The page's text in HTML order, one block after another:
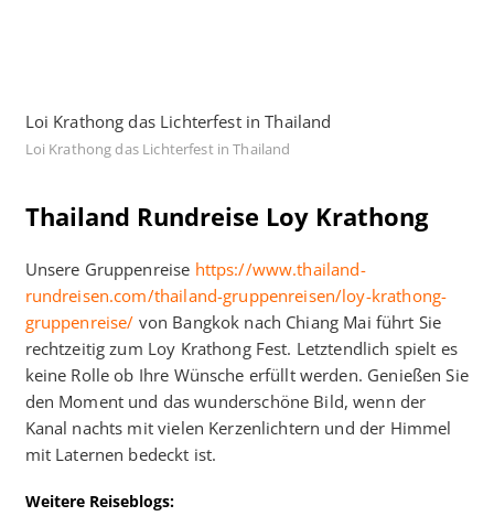
Loi Krathong das Lichterfest in Thailand
Loi Krathong das Lichterfest in Thailand
Thailand Rundreise Loy Krathong
Unsere Gruppenreise https://www.thailand-
rundreisen.com/thailand-gruppenreisen/loy-krathong-
gruppenreise/ von Bangkok nach Chiang Mai führt Sie
rechtzeitig zum Loy Krathong Fest. Letztendlich spielt es
keine Rolle ob Ihre Wünsche erfüllt werden. Genießen Sie
den Moment und das wunderschöne Bild, wenn der
Kanal nachts mit vielen Kerzenlichtern und der Himmel
mit Laternen bedeckt ist.
Weitere Reiseblogs: